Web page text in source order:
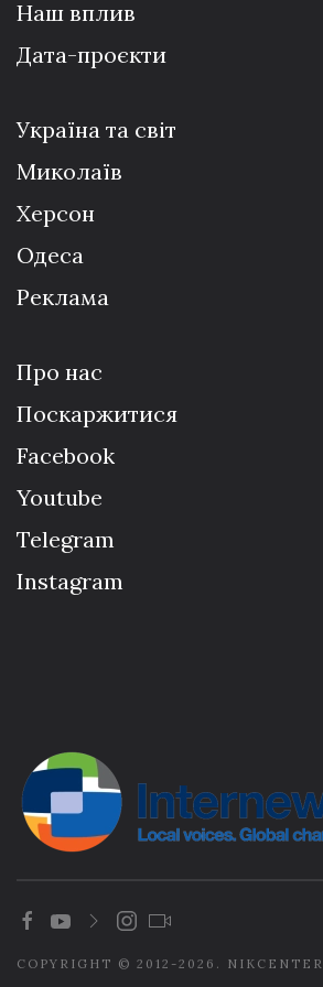
Наш вплив
Дата-проєкти
Україна та світ
Миколаїв
Херсон
Одеса
Реклама
Про нас
Поскаржитися
Facebook
Youtube
Telegram
Instagram
COPYRIGHT © 2012-2026. NIKCENTER